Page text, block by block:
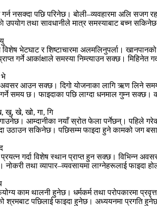
गर्न नसक्दा पछि परिनेछ। बोली–व्यवहारमा अलि
उपयाेग तथा सावधानीले मात्र समस्याबाट बच्न
विशेष भेटघाट र शिष्टाचारमा अलमलिनुपर्ला।
गर्ने आकांक्षाले समस्या निम्त्याउन सक्छ। मिहिनेत
भे
अवसर आउन सक्छ। दिगो योजनाका लागि ऋण लिने
समय छ। फाइदाका पछि लाग्दा धनमाल गुम्न सक्छ। काम
खु, खे, खो, गा, गि
आम्दानीका नयाँ स्रोत फेला पर्नेछन्।
उठाउन सकिनेछ। पछिसम्म फाइदा हुने कामको जग
प्रयत्न गर्दा विशेष स्थान प्राप्त हुन सक्छ। विभिन्न
तथा व्यापार–व्यवसायमा लाग्नेहरूलाई फाइदा
काम थालनी हुनेछ। धर्मकर्म तथा परोपकारमा
पछिलाई फाइदा हुनेछ। अध्ययनमा प्रगति हुनेछ